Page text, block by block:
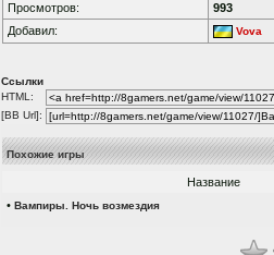
Просмотров:
993
Добавил:
Vova
Ссылки
HTML:
[BB Url]:
Похожие игры
Название
• Вампиры. Ночь возмездия